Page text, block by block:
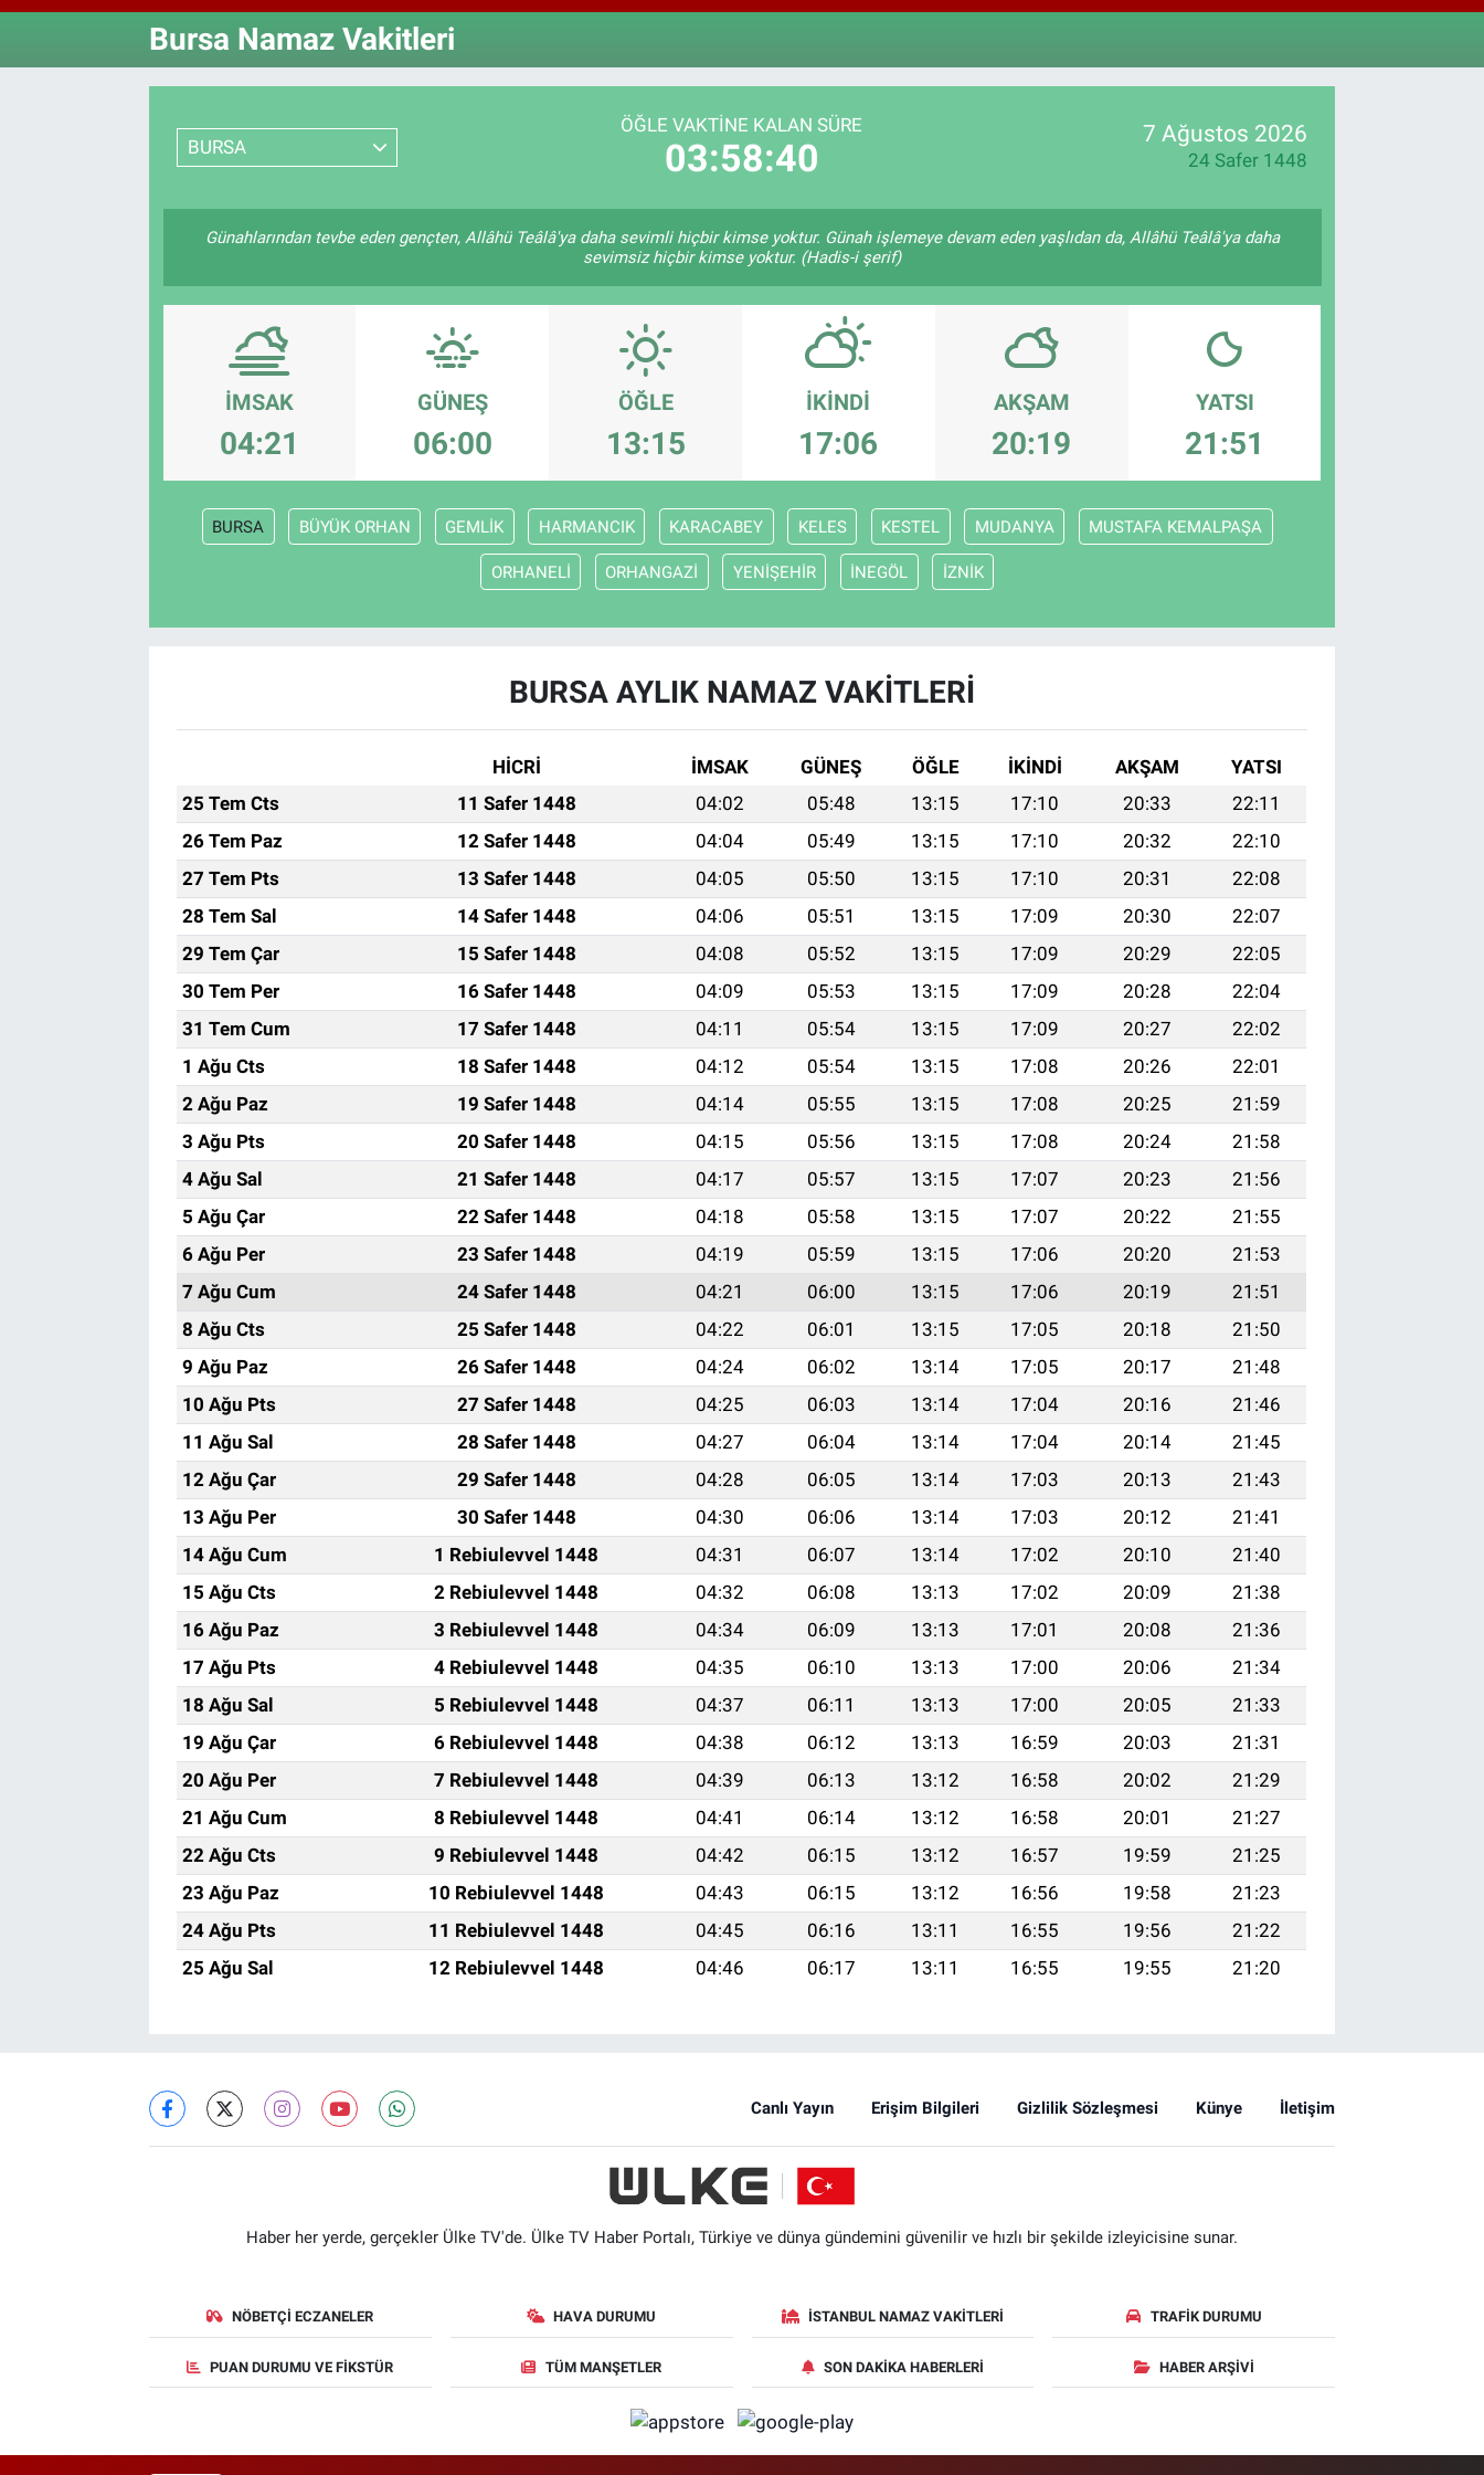
Bursa Namaz Vakitleri
BURSA
ÖĞLE VAKTINE KALAN SÜRE
03:58:39
7 Ağustos 2026
24 Safer 1448
Günahlarından tevbe eden gençten, Allâhü Teâlâ'ya daha sevimli hiçbir kimse yoktur. Günah işlemeye devam eden yaşlıdan da, Allâhü Teâlâ'ya daha
sevimsiz hiçbir kimse yoktur. (Hadis-i şerif)
İMSAK
04:21
GÜNEŞ
06:00
ÖĞLE
13:15
İKINDI
17:06
AKŞAM
20:19
YATSI
21:51
BURSA BÜYÜK ORHAN GEMLİK HARMANCIK KARACABEY KELES KESTEL MUDANYA MUSTAFA KEMALPAŞA
ORHANELİ ORHANGAZİ YENİŞEHİR İNEGÖL İZNİK
BURSA AYLIK NAMAZ VAKITLERI
HİCRİ İMSAK GÜNEŞ ÖĞLE İKINDI AKŞAM
YATSI
25 Tem Cts
11 Safer 1448 04:02 05:48 13:15 17:10 20:33
22:11
26 Tem Paz
12 Safer 1448 04:04 05:49 13:15 17:10 20:32
22:10
27 Tem Pts
13 Safer 1448 04:05 05:50 13:15 17:10 20:31
22:08
28 Tem Sal
14 Safer 1448 04:06 05:51 13:15 17:09 20:30
22:07
29 Tem Çar
15 Safer 1448 04:08 05:52 13:15 17:09 20:29
22:05
30 Tem Per
16 Safer 1448 04:09 05:53 13:15 17:09 20:28
22:04
31 Tem Cum
17 Safer 1448 04:11 05:54 13:15 17:09 20:27
22:02
1 Ağu Cts
18 Safer 1448 04:12 05:54 13:15 17:08 20:26
22:01
2 Ağu Paz
19 Safer 1448 04:14 05:55 13:15 17:08 20:25
21:59
3 Ağu Pts
20 Safer 1448 04:15 05:56 13:15 17:08 20:24
21:58
4 Ağu Sal
21 Safer 1448 04:17 05:57 13:15 17:07 20:23
21:56
5 Ağu Çar
22 Safer 1448 04:18 05:58 13:15 17:07 20:22
21:55
6 Ağu Per
23 Safer 1448 04:19 05:59 13:15 17:06 20:20
21:53
7 Ağu Cum
24 Safer 1448 04:21 06:00 13:15 17:06 20:19
21:51
8 Ağu Cts
25 Safer 1448 04:22 06:01 13:15 17:05 20:18
21:50
9 Ağu Paz
26 Safer 1448 04:24 06:02 13:14 17:05 20:17
21:48
10 Ağu Pts
27 Safer 1448 04:25 06:03 13:14 17:04 20:16
21:46
11 Ağu Sal
28 Safer 1448 04:27 06:04 13:14 17:04 20:14
21:45
12 Ağu Çar
29 Safer 1448 04:28 06:05 13:14 17:03 20:13
21:43
13 Ağu Per
30 Safer 1448 04:30 06:06 13:14 17:03 20:12
21:41
14 Ağu Cum
1 Rebiulevvel 1448 04:31 06:07 13:14 17:02 20:10
21:40
15 Ağu Cts
2 Rebiulevvel 1448 04:32 06:08 13:13 17:02 20:09
21:38
16 Ağu Paz
3 Rebiulevvel 1448 04:34 06:09 13:13 17:01 20:08
21:36
17 Ağu Pts
4 Rebiulevvel 1448 04:35 06:10 13:13 17:00 20:06
21:34
18 Ağu Sal
5 Rebiulevvel 1448 04:37 06:11 13:13 17:00 20:05
21:33
19 Ağu Çar
6 Rebiulevvel 1448 04:38 06:12 13:13 16:59 20:03
21:31
20 Ağu Per
7 Rebiulevvel 1448 04:39 06:13 13:12 16:58 20:02
21:29
21 Ağu Cum
8 Rebiulevvel 1448 04:41 06:14 13:12 16:58 20:01
21:27
22 Ağu Cts
9 Rebiulevvel 1448 04:42 06:15 13:12 16:57 19:59
21:25
23 Ağu Paz
10 Rebiulevvel 1448 04:43 06:15 13:12 16:56 19:58
21:23
24 Ağu Pts
11 Rebiulevvel 1448 04:45 06:16 13:11 16:55 19:56
21:22
25 Ağu Sal
12 Rebiulevvel 1448 04:46 06:17 13:11 16:55 19:55 21:20
Canlı Yayın Erişim Bilgileri Gizlilik Sözleşmesi Künye İletişim
Haber her yerde, gerçekler Ülke TV'de. Ülke TV Haber Portalı, Türkiye ve dünya gündemini güvenilir ve hızlı bir şekilde izleyicisine sunar.
NÖBETÇI ECZANELER HAVA DURUMU İSTANBUL NAMAZ VAKITLERI TRAFIK DURUMU
PUAN DURUMU VE FIKSTÜR TÜM MANŞETLER SON DAKIKA HABERLERI HABER ARŞIVI
Özel Haberler
Haber Arşivi